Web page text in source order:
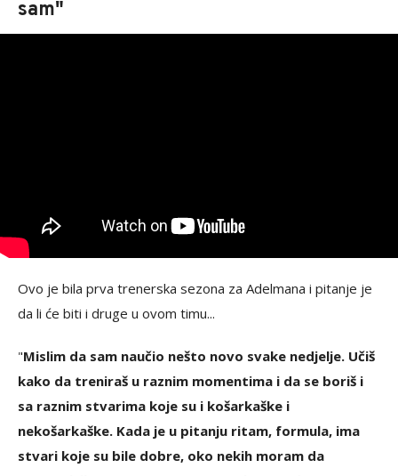
sam"
Ovo je bila prva trenerska sezona za Adelmana i pitanje je
da li će biti i druge u ovom timu...
"Mislim da sam naučio nešto novo svake nedjelje. Učiš
kako da treniraš u raznim momentima i da se boriš i
sa raznim stvarima koje su i košarkaške i
nekošarkaške. Kada je u pitanju ritam, formula, ima
stvari koje su bile dobre, oko nekih moram da